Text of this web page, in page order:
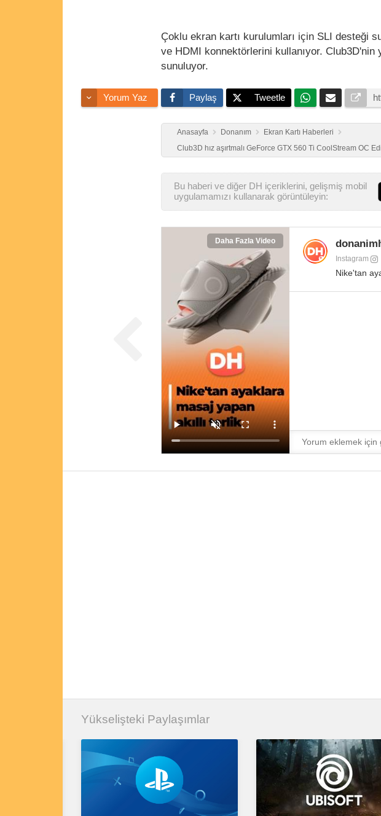
Çoklu ekran kartı kurulumları için SLI desteği
ve HDMI konnektörlerini kullanıyor. Club3D'nin
sunuluyor.
Yorum Yaz Paylaş Tweetle
Anasayfa Donanım
Ekran Kartı Haberleri
Club3D hız aşırtmalı GeForce GTX 560 Ti CoolStream OC
Bu haberi ve diğer DH içeriklerini, gelişmiş mobil
uygulamamızı kullanarak görüntüleyin:
Daha Fazla Video
Instagram
Nike'tan
Yükselişteki Paylaşımlar